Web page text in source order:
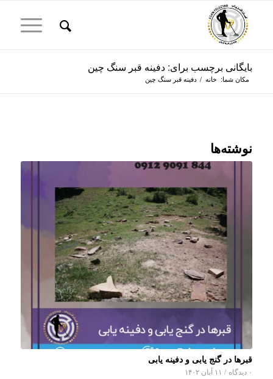
بایگانی برچسب برای: دفینه قبر سنگ چین
مکان شما: خانه / دفینه قبر سنگ چین
نوشته‌ها
قبرها در گنج یابی و دفینه یابی
۰ دیدگاه / ۱۱ آبان ۱۴۰۲